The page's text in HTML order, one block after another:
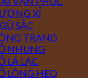
XỈ
SẮC
TRANG
NHUNG
LÁ LẠC
LÔNG HEO